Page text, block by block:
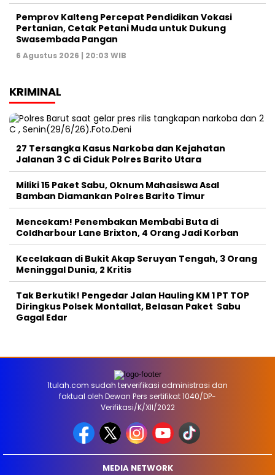
Pemprov Kalteng Percepat Pendidikan Vokasi
Pertanian, Cetak Petani Muda untuk Dukung
Swasembada Pangan
6 Agustus 2026 | 20:03 WIB
KRIMINAL
27 Tersangka Kasus Narkoba dan Kejahatan
Jalanan 3 C di Ciduk Polres Barito Utara
Miliki 15 Paket Sabu, Oknum Mahasiswa Asal
Bamban Diamankan Polres Barito Timur
Mencekam! Penembakan Membabi Buta di
Coldharbour Lane Brixton, 4 Orang Jadi Korban
Kecelakaan di Bukit Akap Seruyan Tengah, 3 Orang
Meninggal Dunia, 2 Kritis
Tak Berkutik! Pengedar Jalan Hauling KM 1 PT TOP
Diringkus Polsek Montallat, Belasan Paket Sabu
Gagal Edar
1tulah.com sudah terverifikasi administrasi dan
faktual oleh Dewan Pers sertifikat 1040/DP-
Verifikasi/K/XII/2022
MEDIA NETWORK